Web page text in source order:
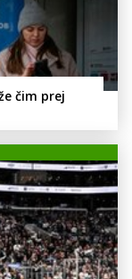
čim prej